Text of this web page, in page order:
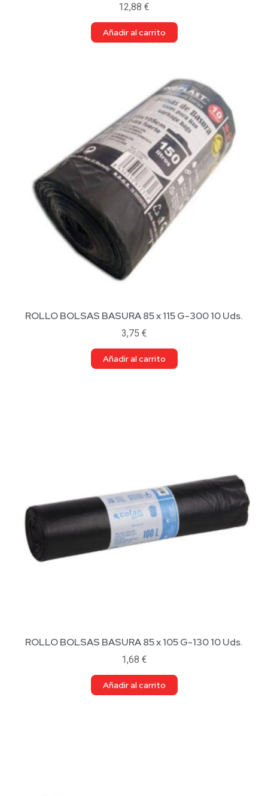
12,88 €
Añadir al carrito
ROLLO BOLSAS BASURA 85 x 115 G-300 10 Uds.
3,75 €
Añadir al carrito
ROLLO BOLSAS BASURA 85 x 105 G-130 10 Uds.
1,68 €
Añadir al carrito